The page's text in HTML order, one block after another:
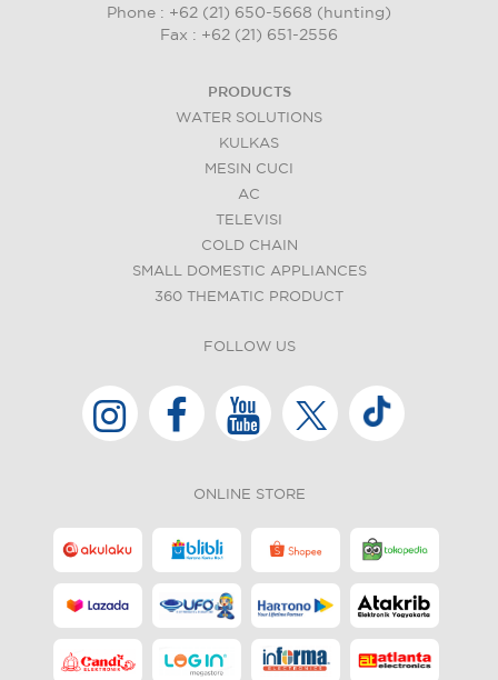
Phone : +62 (21) 650-5668 (hunting)
Fax : +62 (21) 651-2556
PRODUCTS
WATER SOLUTIONS
KULKAS
MESIN CUCI
AC
TELEVISI
COLD CHAIN
SMALL DOMESTIC APPLIANCES
360 THEMATIC PRODUCT
FOLLOW US
ONLINE STORE